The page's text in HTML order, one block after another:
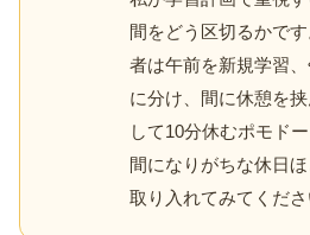
間をどう区切るかで
者は午前を新規学習
に分け、間に休憩を
して10分休むポモド
間になりがちな休日
取り入れてみてくださ